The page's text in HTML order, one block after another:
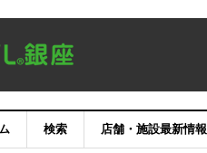
検索 店舗・施設最新情報